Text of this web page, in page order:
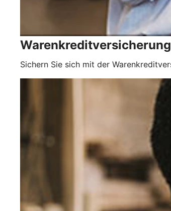
Warenkreditversicherung
Sichern Sie sich mit der